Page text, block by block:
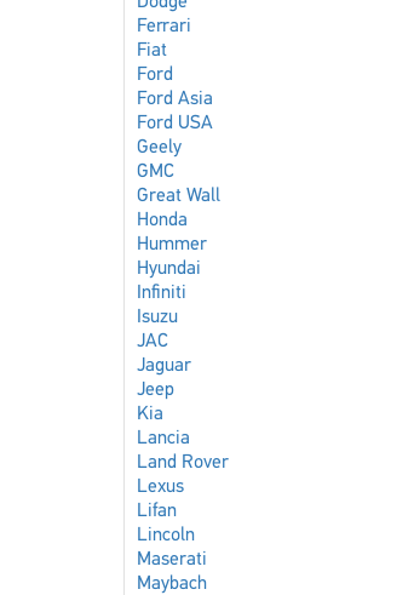
Ferrari
Fiat
Ford
Ford Asia
Ford USA
Geely
GMC
Great Wall
Honda
Hummer
Hyundai
Infiniti
Isuzu
JAC
Jaguar
Jeep
Kia
Lancia
Land Rover
Lexus
Lifan
Lincoln
Maserati
Maybach